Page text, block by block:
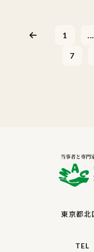
1 ...
7
東京都北
TEL